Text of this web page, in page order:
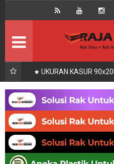
UKURAN KASUR
160x200, 180x200 |
Beranda
Kontak About Us
Rak Gudang Rak besi/Rak
Rak Minimarket Supermarket
Produk Lain Peralatan Toko Dll
Artikel Retail & Logistik